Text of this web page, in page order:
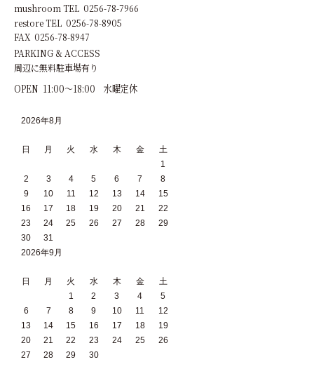
mushroom TEL 0256-78-7966
restore TEL 0256-78-8905
FAX 0256-78-8947
PARKING & ACCESS
周辺に無料駐車場有り
OPEN 11:00～18:00 水曜定休
2026年8月
日 月 火 水 木 金
土
1
2
3 4 5 6 7
8
9
10 11 12 13 14
15
16
17 18 19 20 21
22
23
24 25 26 27 28
29
30
31
2026年9月
日 月 火 水 木 金
土
1
2 3 4
5
6
7 8 9 10 11
12
13
14 15 16 17 18
19
20
21 22 23 24 25
26
27
28 29 30